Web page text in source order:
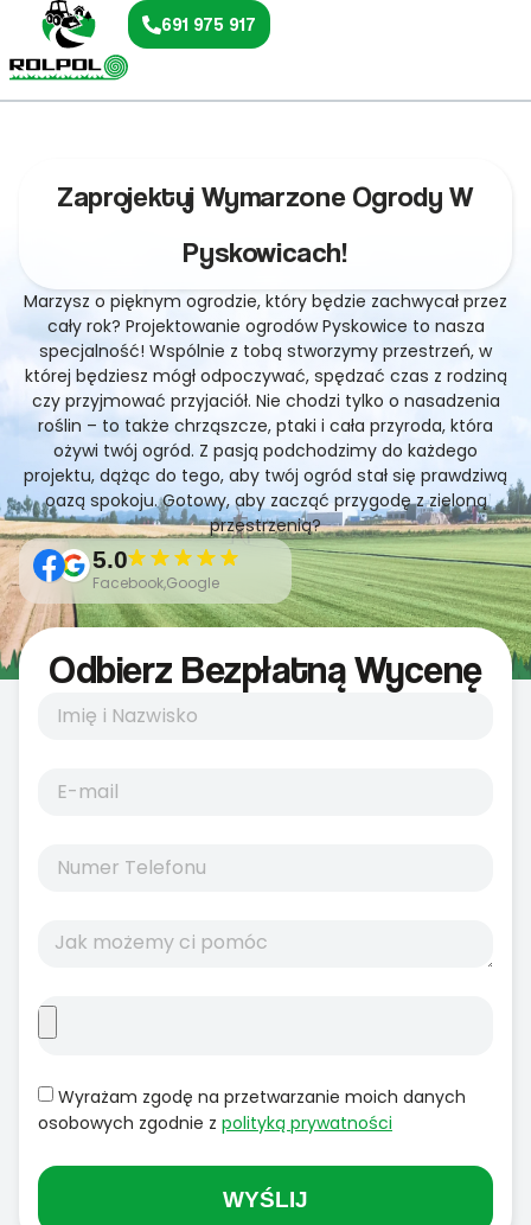
691 975 917
Zaprojektuj Wymarzone Ogrody W
Pyskowicach!
Marzysz o pięknym ogrodzie, który będzie zachwycał przez
cały rok? Projektowanie ogrodów Pyskowice to nasza
specjalność! Wspólnie z tobą stworzymy przestrzeń, w
której będziesz mógł odpoczywać, spędzać czas z rodziną
czy przyjmować przyjaciół. Nie chodzi tylko o nasadzenia
roślin – to także chrząszcze, ptaki i cała przyroda, która
ożywi twój ogród. Z pasją podchodzimy do każdego
projektu, dążąc do tego, aby twój ogród stał się prawdziwą
oazą spokoju. Gotowy, aby zacząć przygodę z zieloną
przestrzenią?
5.0
Facebook,Google
Odbierz Bezpłatną Wycenę
Wyrażam zgodę na przetwarzanie moich danych
osobowych zgodnie z polityką prywatności
WYŚLIJ